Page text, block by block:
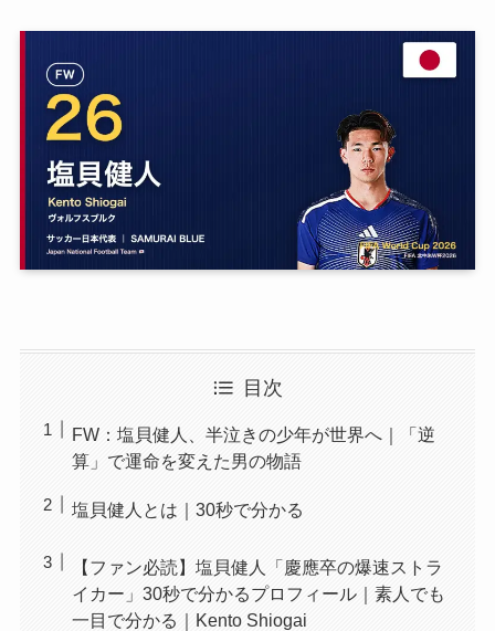
目次
FW：塩貝健人、半泣きの少年が世界へ｜「逆
算」で運命を変えた男の物語
塩貝健人とは｜30秒で分かる
【ファン必読】塩貝健人「慶應卒の爆速ストラ
イカー」30秒で分かるプロフィール｜素人でも
一目で分かる｜Kento Shiogai